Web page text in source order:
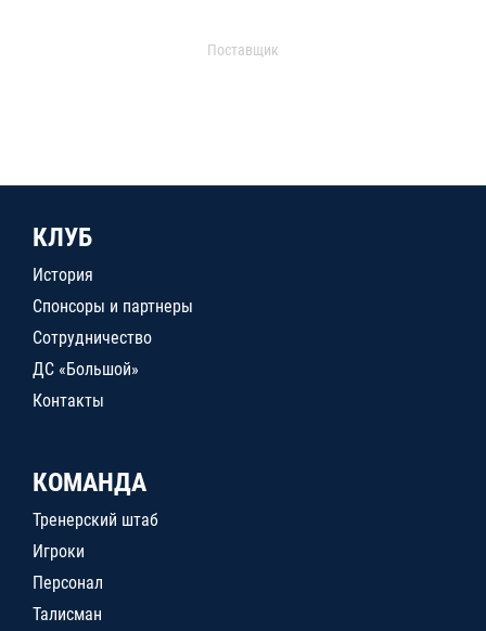
Поставщик
КЛУБ
История
Спонсоры и партнеры
Сотрудничество
ДС «Большой»
Контакты
КОМАНДА
Тренерский штаб
Игроки
Персонал
Талисман